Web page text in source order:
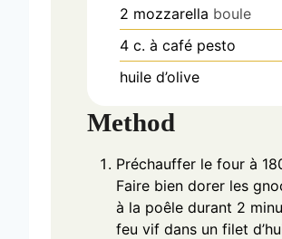
2 mozzarella boule
4 c. à café pesto
huile d’olive
Method
Préchauffer le four à
Faire bien dorer les
à la poêle durant 2
feu vif dans un filet